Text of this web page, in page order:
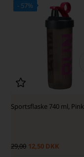
- 57%
Sportsflaske 740 ml, Pink
29,00 12,50 DKK